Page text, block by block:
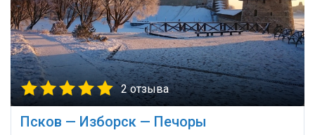
2 отзыва
Псков — Изборск — Печоры